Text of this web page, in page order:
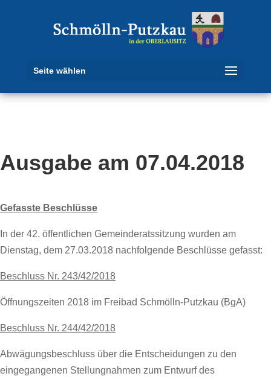
Seite wählen
Ausgabe am 07.04.2018
Gefasste Beschlüsse
In der 42. öffentlichen Gemeinderatssitzung wurden am
Dienstag, dem 27.03.2018 nachfolgende Beschlüsse gefasst:
Beschluss Nr. 243/42/2018
Öffnungszeiten 2018 im Freibad Schmölln-Putzkau (BgA)
Beschluss Nr. 244/42/2018
Abwägungsbeschluss über die Entscheidungen zu den
eingegangenen Stellungnahmen zum Entwurf des